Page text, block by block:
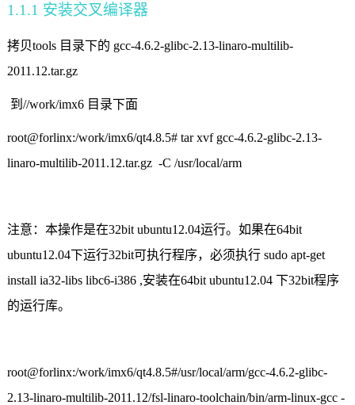
1.1.1 安装交叉编译器
拷贝tools 目录下的 gcc-4.6.2-glibc-2.13-linaro-multilib-
2011.12.tar.gz
到 //work/imx6 目录下面
root@forlinx:/work/imx6/qt4.8.5# tar xvf gcc-4.6.2-glibc-2.13-
linaro-multilib-2011.12.tar.gz -C /usr/local/arm
注意：本操作是在32bit ubuntu12.04运行。如果在64bit
ubuntu12.04下运行32bit可执行程序，必须执行sudo apt-get
install ia32-libs libc6-i386 ,安装在64bit ubuntu12.04 下32bit程序
的运行库。
root@forlinx:/work/imx6/qt4.8.5#/usr/local/arm/gcc-4.6.2-glibc-
2.13-linaro-multilib-2011.12/fsl-linaro-toolchain/bin/arm-linux-gcc -